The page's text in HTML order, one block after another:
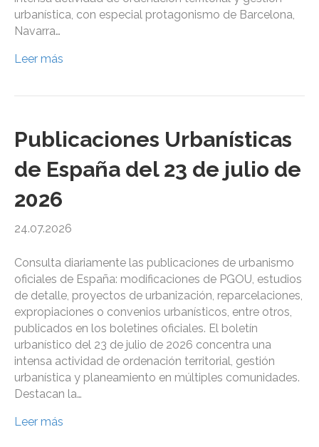
urbanística, con especial protagonismo de Barcelona,
Navarra…
Leer más
Publicaciones Urbanísticas
de España del 23 de julio de
2026
24.07.2026
Consulta diariamente las publicaciones de urbanismo
oficiales de España: modificaciones de PGOU, estudios
de detalle, proyectos de urbanización, reparcelaciones,
expropiaciones o convenios urbanísticos, entre otros,
publicados en los boletines oficiales. El boletín
urbanístico del 23 de julio de 2026 concentra una
intensa actividad de ordenación territorial, gestión
urbanística y planeamiento en múltiples comunidades.
Destacan la…
Leer más